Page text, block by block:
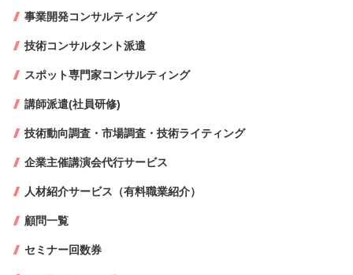
事業開発コンサルティング
技術コンサルタント派遣
スポット専門家コンサルティング
講師派遣(社員研修)
技術動向調査・市場調査・技術ライティング
企業主催講演会代行サービス
人材紹介サービス（有料職業紹介）
顧問一覧
セミナー回数券